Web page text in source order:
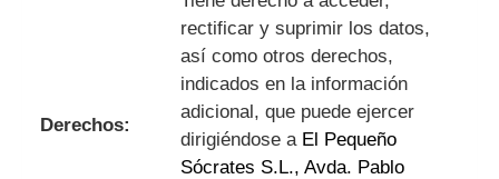
Derechos:
rectificar y suprimir los datos,
así como otros derechos,
indicados en la información
adicional, que puede ejercer
dirigiéndose a El Pequeño
Sócrates S.L., Avda. Pablo